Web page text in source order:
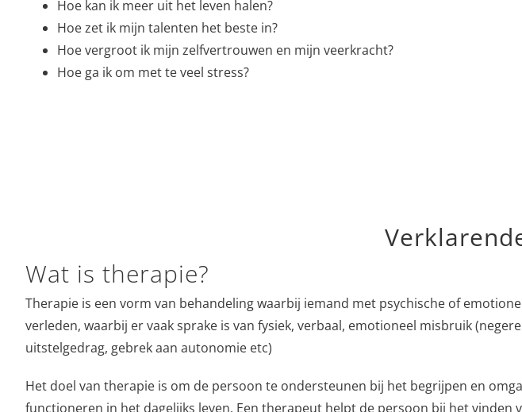
Hoe kan ik meer uit het leven halen?
Hoe zet ik mijn talenten het beste in?
Hoe vergroot ik mijn zelfvertrouwen en mijn veerkracht?
Hoe ga ik om met te veel stress?
Wat is therapie?
Therapie is een vorm van behandeling waarbij iemand met psychische of
verleden, waarbij er vaak sprake is van fysiek, verbaal, emotioneel misbruik
uitstelgedrag, gebrek aan autonomie etc)
Het doel van therapie is om de persoon te ondersteunen bij het begrijpen en
functioneren in het dagelijks leven. Een therapeut helpt de persoon bij het